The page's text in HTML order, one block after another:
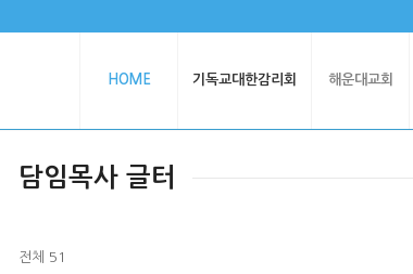
HOME 기독교대한감리회 해운대교회
담임목사 글터
전체 51